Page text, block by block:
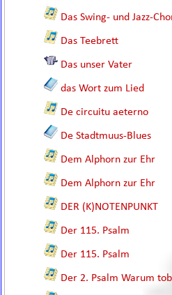
Das Swing- und Jazz-
Das Teebrett
Das unser Vater
das Wort zum Lied
De circuitu aeterno
De Stadtmuus-Blues
Dem Alphorn zur Ehr
Dem Alphorn zur Ehr
DER (K)NOTENPUNKT
Der 115. Psalm
Der 115. Psalm
Der 2. Psalm Warum